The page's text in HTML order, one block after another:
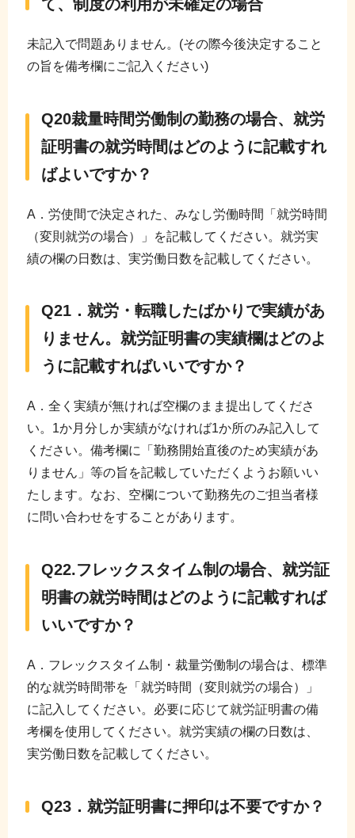
て、制度の利用が未確定の場合
未記入で問題ありません。(その際今後決定すること
の旨を備考欄にご記入ください)
Q20裁量時間労働制の勤務の場合、就労
証明書の就労時間はどのように記載すれ
ばよいですか？
A．労使間で決定された、みなし労働時間「就労時間
（変則就労の場合）」を記載してください。就労実
績の欄の日数は、実労働日数を記載してください。
Q21．就労・転職したばかりで実績があ
りません。就労証明書の実績欄はどのよ
うに記載すればいいですか？
A．全く実績が無ければ空欄のまま提出してくださ
い。1か月分しか実績がなければ1か所のみ記入して
ください。備考欄に「勤務開始直後のため実績があ
りません」等の旨を記載していただくようお願いい
たします。なお、空欄について勤務先のご担当者様
に問い合わせをすることがあります。
Q22.フレックスタイム制の場合、就労証
明書の就労時間はどのように記載すれば
いいですか？
A．フレックスタイム制・裁量労働制の場合は、標準
的な就労時間帯を「就労時間（変則就労の場合）」
に記入してください。必要に応じて就労証明書の備
考欄を使用してください。就労実績の欄の日数は、
実労働日数を記載してください。
Q23．就労証明書に押印は不要ですか？